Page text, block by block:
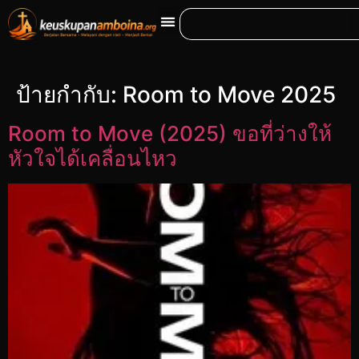
ป้ายกำกับ: Room to Move 2025
Room to Move (2025) ขอที่ว่างให้
หัวใจได้เคลื่อนไหว